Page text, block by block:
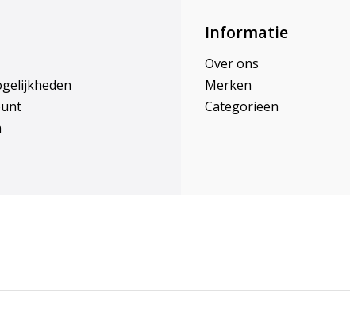
Informatie
Over ons
Merken
Categorieën